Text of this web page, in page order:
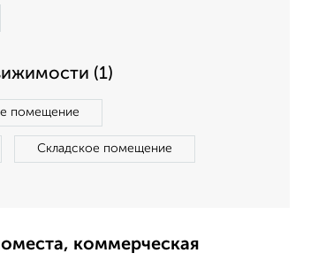
(1)
помещение
Складское помещение
коммерческая